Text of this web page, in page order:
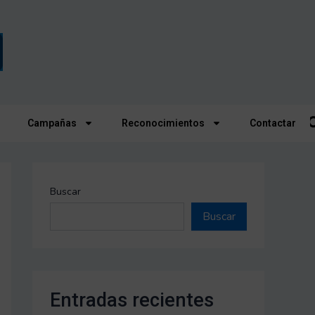
Campañas Reconocimientos Contactar
Buscar
Buscar
Entradas recientes